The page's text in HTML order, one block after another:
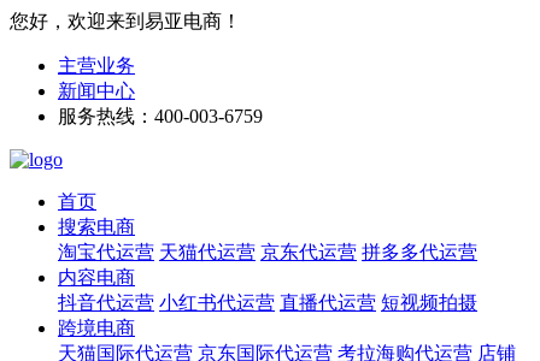
您好，欢迎来到易亚电商！
主营业务
新闻中心
服务热线：400-003-6759
首页
搜索电商
淘宝代运营 天猫代运营 京东代运营 拼多多代运营
内容电商
抖音代运营 小红书代运营 直播代运营 短视频拍摄
跨境电商
天猫国际代运营 京东国际代运营 考拉海购代运营 店铺